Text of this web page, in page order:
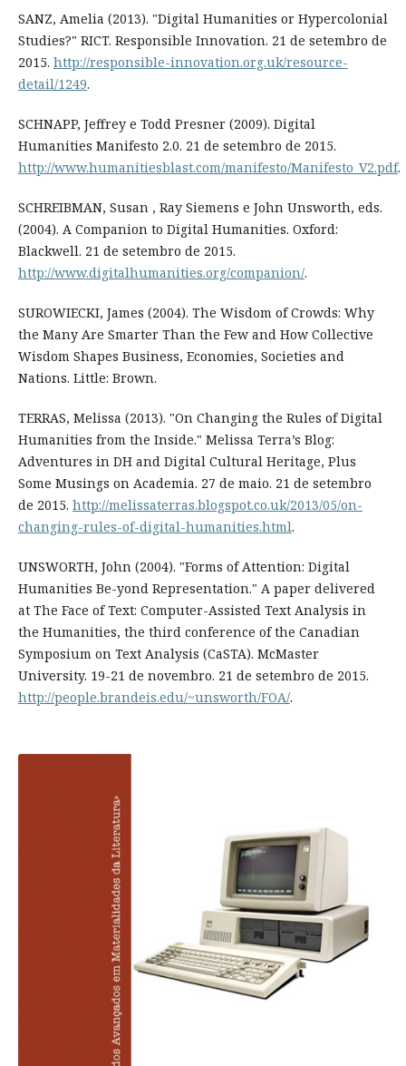
SANZ, Amelia (2013). "Digital Humanities or Hypercolonial
Studies?" RICT. Responsible Innovation. 21 de setembro de
2015. http://responsible-innovation.org.uk/resource-
detail/1249.
SCHNAPP, Jeffrey e Todd Presner (2009). Digital
Humanities Manifesto 2.0. 21 de setembro de 2015.
http://www.humanitiesblast.com/manifesto/Manifesto_V2.pdf.
SCHREIBMAN, Susan , Ray Siemens e John Unsworth, eds.
(2004). A Companion to Digital Humanities. Oxford:
Blackwell. 21 de setembro de 2015.
http://www.digitalhumanities.org/companion/.
SUROWIECKI, James (2004). The Wisdom of Crowds: Why
the Many Are Smarter Than the Few and How Collective
Wisdom Shapes Business, Economies, Societies and
Nations. Little: Brown.
TERRAS, Melissa (2013). "On Changing the Rules of Digital
Humanities from the Inside." Melissa Terra’s Blog:
Adventures in DH and Digital Cultural Heritage, Plus
Some Musings on Academia. 27 de maio. 21 de setembro
de 2015. http://melissaterras.blogspot.co.uk/2013/05/on-
changing-rules-of-digital-humanities.html.
UNSWORTH, John (2004). "Forms of Attention: Digital
Humanities Be-yond Representation." A paper delivered
at The Face of Text: Computer-Assisted Text Analysis in
the Humanities, the third conference of the Canadian
Symposium on Text Analysis (CaSTA). McMaster
University. 19-21 de novembro. 21 de setembro de 2015.
http://people.brandeis.edu/~unsworth/FOA/.